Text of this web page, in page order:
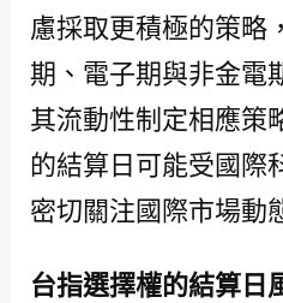
慮採取更積極的策略
期、電子期與非金電
其流動性制定相應策
的結算日可能受國際
密切關注國際市場動
台指選擇權的結算日